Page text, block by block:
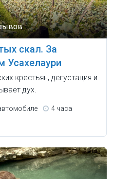
скал. За
Усахелаури
крестьян, дегустация и
дух.
4 часа